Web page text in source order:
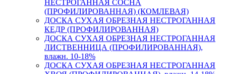
НЕСТРОГАННАЯ СОСНА
(ПРОФИЛИРОВАННАЯ) (КОМЛЕВАЯ)
ДОСКА СУХАЯ ОБРЕЗНАЯ НЕСТРОГАННАЯ
КЕДР (ПРОФИЛИРОВАННАЯ)
ДОСКА СУХАЯ ОБРЕЗНАЯ НЕСТРОГАННАЯ
ЛИСТВЕННИЦА (ПРОФИЛИРОВАННАЯ),
влажн. 10-18%
ДОСКА СУХАЯ ОБРЕЗНАЯ НЕСТРОГАННАЯ